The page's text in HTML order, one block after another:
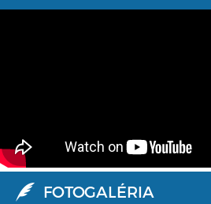
FOTOGALÉRIA